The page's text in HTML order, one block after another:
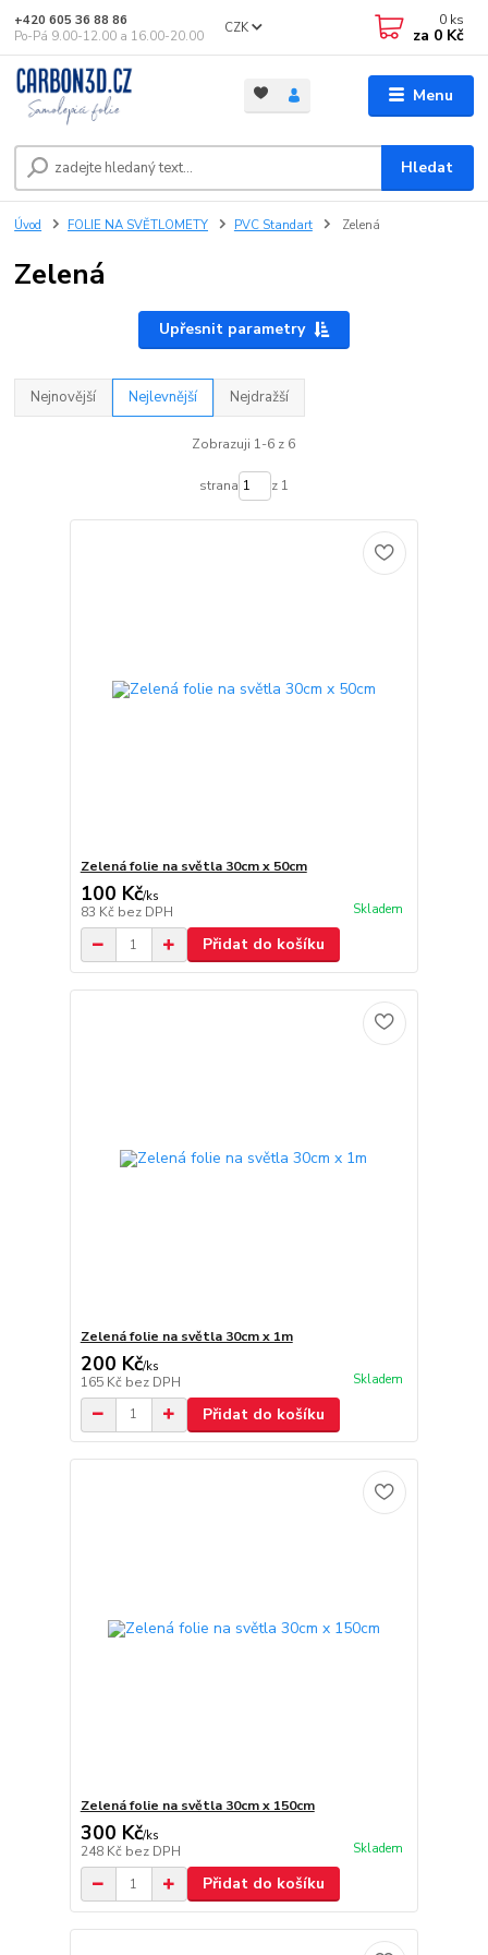
Menu
CZK
Hledat
+420 605 36 88 86
Po-Pá 9.00-12.00 a 16.00-20.00
0 ks
za 0 Kč
Úvod FOLIE NA SVĚTLOMETY PVC Standart Zelená
Zelená
Upřesnit parametry
Nejnovější Nejlevnější Nejdražší
Zobrazuji 1-6 z 6
strana z 1
Zelená folie na světla 30cm x 50cm
100 Kč/ks
83 Kč bez DPH Skladem
Přidat do košíku
Zelená folie na světla 30cm x 1m
200 Kč/ks
165 Kč bez DPH Skladem
Přidat do košíku
Zelená folie na světla 30cm x 150cm
300 Kč/ks
248 Kč bez DPH Skladem
Přidat do košíku